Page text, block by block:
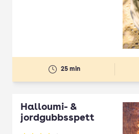
25 min
Halloumi- &
jordgubbsspett